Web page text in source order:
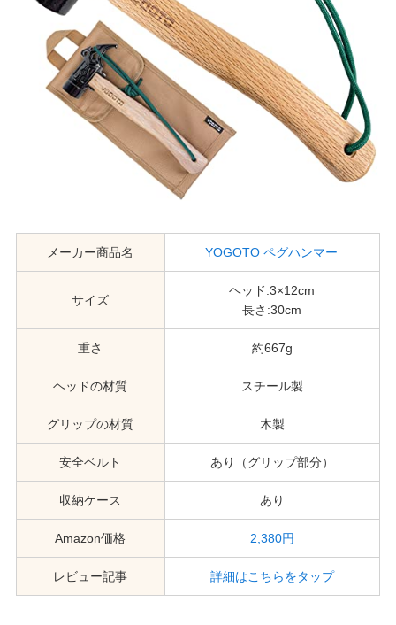
メーカー商品名 YOGOTO ペグハンマー
サイズ
ヘッド:3×12cm
長さ:30cm
重さ 約667g
ヘッドの材質 スチール製
グリップの材質 木製
安全ベルト あり（グリップ部分）
収納ケース あり
Amazon価格 2,380円
レビュー記事 詳細はこちらをタップ